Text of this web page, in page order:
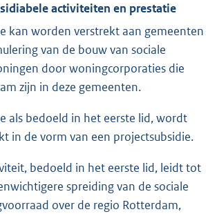
activiteiten en prestatie
kan worden verstrekt aan gemeenten
van de bouw van sociale
door woningcorporaties die
zijn in deze gemeenten.
als bedoeld in het eerste lid, wordt
in de vorm van een projectsubsidie.
bedoeld in het eerste lid, leidt tot
spreiding van de sociale
over de regio Rotterdam,